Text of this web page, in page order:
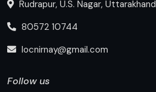
Rudrapur, U.S. Nagar, Uttarakhand
80572 10744
locnirnay@gmail.com
Follow us